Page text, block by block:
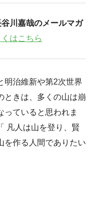
谷川嘉哉のメールマガ
はこちら
明治維新や第2次世界
ときは、多くの山は崩
っていると思われま
凡人は山を登り、賢
を作る人間でありたい